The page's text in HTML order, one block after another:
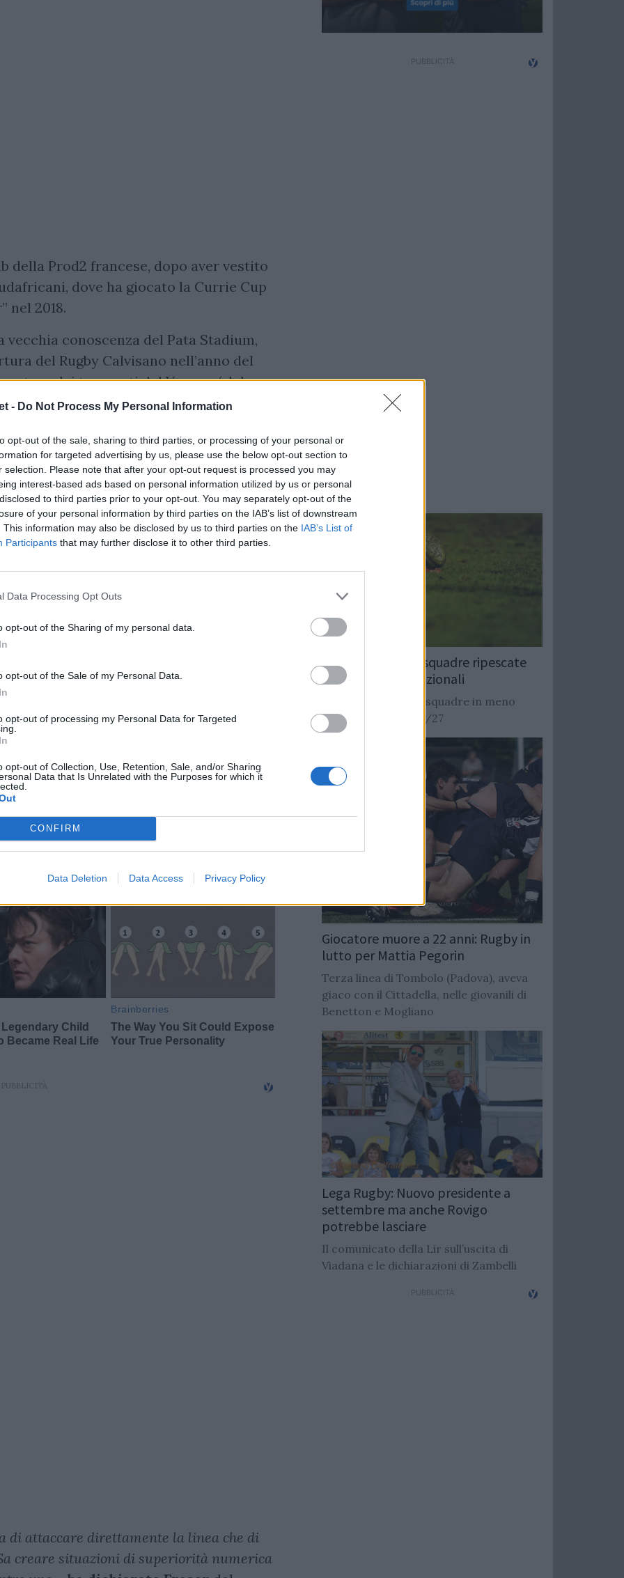
- Do Not Process My Personal Information
opt-out of the sale, sharing to third parties, or processing of your personal or
for targeted advertising by us, please use the below opt-out section to
selection. Please note that after your opt-out request is processed you may
interest-based ads based on personal information utilized by us or personal
to third parties prior to your opt-out. You may separately opt-out of the
of your personal information by third parties on the IAB’s list of downstream
This information may also be disclosed by us to third parties on the IAB’s List of
Participants that may further disclose it to other third parties.
Data Processing Opt Outs
opt-out of the Sharing of my personal data.
opt-out of the Sale of my Personal Data.
opt-out of processing my Personal Data for Targeted
opt-out of Collection, Use, Retention, Sale, and/or Sharing
Data that Is Unrelated with the Purposes for which it
CONFIRM
Data Deletion Data Access Privacy Policy
della Prod2 francese, dopo aver vestito
dove ha giocato la Currie Cup
nel 2018.
vecchia conoscenza del Pata Stadium,
del Rugby Calvisano nell’anno del
dei trequarti del Vannes (club
).
di attaccare direttamente la linea che di
creare situazioni di superiorità numerica
Rugby: Record di squadre ripescate
nei campionati nazionali
Si stimano oltre 20 squadre in meno
dalla stagione 2026/27
Giocatore muore a 22 anni: Rugby in
lutto per Mattia Pegorin
Terza linea di Tombolo (Padova), aveva
giaco con il Cittadella, nelle giovanili di
Benetton e Mogliano
Lega Rugby: Nuovo presidente a
settembre ma anche Rovigo
potrebbe lasciare
Il comunicato della Lir sull’uscita di
Viadana e le dichiarazioni di Zambelli